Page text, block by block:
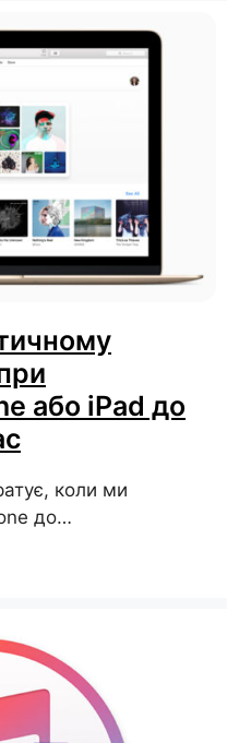
або iPad до
коли ми
до…